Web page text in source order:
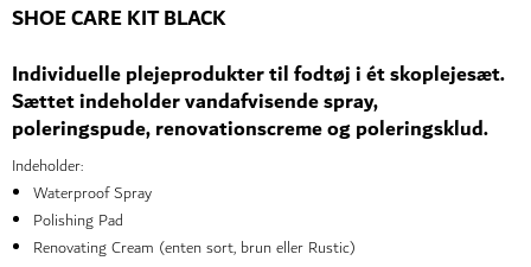
SHOE CARE KIT BLACK
Individuelle plejeprodukter til fodtøj i ét skoplejesæt.
Sættet indeholder vandafvisende spray,
poleringspude, renovationscreme og poleringsklud.
Indeholder:
Waterproof Spray
Polishing Pad
Renovating Cream (enten sort, brun eller Rustic)